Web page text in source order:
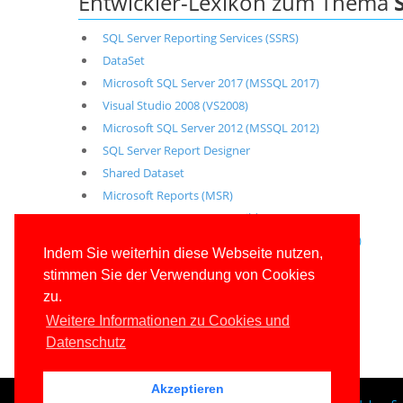
Indem Sie weiterhin diese Webseite nutzen,
stimmen Sie der Verwendung von Cookies
zu.
Weitere Informationen zu Cookies und
Datenschutz
Akzeptieren
SQL Server Reporting Services (SSRS)
DataSet
Microsoft SQL Server 2017 (MSSQL 2017)
Visual Studio 2008 (VS2008)
Microsoft SQL Server 2012 (MSSQL 2012)
SQL Server Report Designer
Shared Dataset
Microsoft Reports (MSR)
SQL Server 2005 Report Builder
Business Intelligence Development Studio (BIDS)
Report Definition Language (RDL)
Microsoft SQL Server 2008 (MSSQL 2008)
Entwicklerlexikon